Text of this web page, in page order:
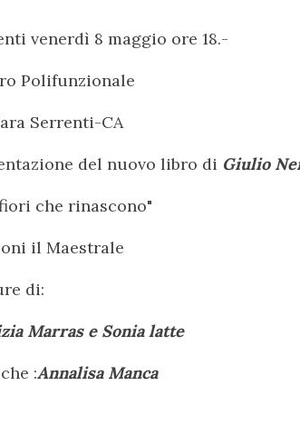
venerdì 8 maggio ore 18.-
Polifunzionale
Serrenti-CA
del nuovo libro di Giulio
che rinascono"
il Maestrale
di:
Marras e Sonia latte
:Annalisa Manca